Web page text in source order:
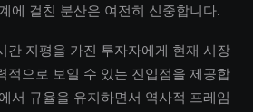
에 걸친 분산은 여전히 신중합니다.
간 지평을 가진 투자자에게 현재 시장
적으로 보일 수 있는 진입점을 제공합
서 규율을 유지하면서 역사적 프레임